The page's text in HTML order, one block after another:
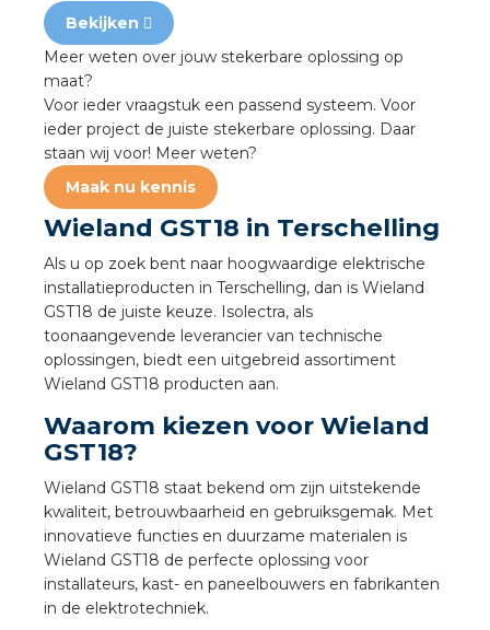
Bekijken
Meer weten over jouw stekerbare oplossing op
maat?
Voor ieder vraagstuk een passend systeem. Voor
ieder project de juiste stekerbare oplossing. Daar
staan wij voor! Meer weten?
Maak nu kennis
Wieland GST18 in Terschelling
Als u op zoek bent naar hoogwaardige elektrische
installatieproducten in Terschelling, dan is Wieland
GST18 de juiste keuze. Isolectra, als
toonaangevende leverancier van technische
oplossingen, biedt een uitgebreid assortiment
Wieland GST18 producten aan.
Waarom kiezen voor Wieland
GST18?
Wieland GST18 staat bekend om zijn uitstekende
kwaliteit, betrouwbaarheid en gebruiksgemak. Met
innovatieve functies en duurzame materialen is
Wieland GST18 de perfecte oplossing voor
installateurs, kast- en paneelbouwers en fabrikanten
in de elektrotechniek.
installeren
installeren
installeren
installeren in beton
installeren in de tuinbouw
stekerbare vlakkabel
GST®